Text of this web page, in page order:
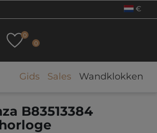
€
0
0
Gids Sales Wandklokken
B83513384